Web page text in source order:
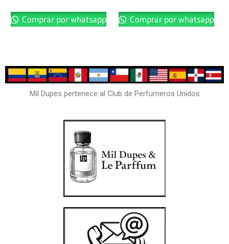
Comprar por whatsapp Comprar por whatsapp
Mil Dupes pertenece al Club de Perfumeros Unidos